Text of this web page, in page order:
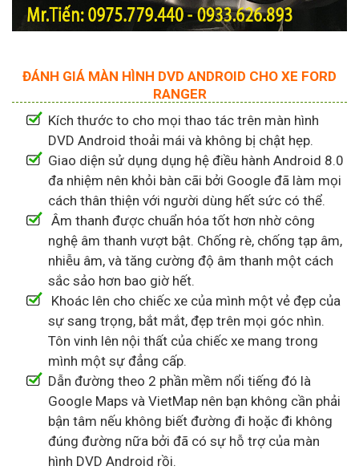
ĐÁNH GIÁ MÀN HÌNH DVD ANDROID CHO XE FORD
RANGER
Kích thước to cho mọi thao tác trên màn hình
DVD Android thoải mái và không bị chật hẹp.
Giao diện sử dụng dụng hệ điều hành Android 8.0
đa nhiệm nên khỏi bàn cãi bởi Google đã làm mọi
cách thân thiện với người dùng hết sức có thể.
Âm thanh được chuẩn hóa tốt hơn nhờ công
nghệ âm thanh vượt bật. Chống rè, chống tạp âm,
nhiễu âm, và tăng cường độ âm thanh một cách
sắc sảo hơn bao giờ hết.
Khoác lên cho chiếc xe của mình một vẻ đẹp của
sự sang trọng, bắt mắt, đẹp trên mọi góc nhìn.
Tôn vinh lên nội thất của chiếc xe mang trong
mình một sự đẳng cấp.
Dẫn đường theo 2 phần mềm nổi tiếng đó là
Google Maps và VietMap nên bạn không cần phải
bận tâm nếu không biết đường đi hoặc đi không
đúng đường nữa bởi đã có sự hỗ trợ của màn
hình DVD Android rồi.